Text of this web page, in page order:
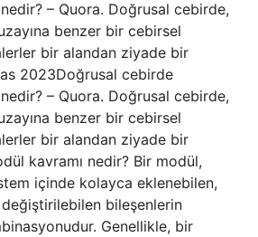
– Quora. Doğrusal cebirde,
benzer bir cebirsel
bir alandan ziyade bir
2023Doğrusal cebirde
– Quora. Doğrusal cebirde,
benzer bir cebirsel
bir alandan ziyade bir
kavramı nedir? Bir modül,
içinde kolayca eklenebilen,
değiştirilebilen bileşenlerin
Genellikle, bir